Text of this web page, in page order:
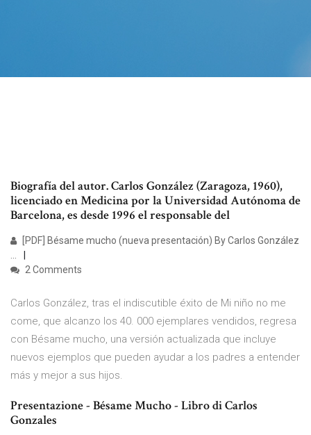
Biografía del autor. Carlos González (Zaragoza, 1960),
licenciado en Medicina por la Universidad Autónoma de
Barcelona, es desde 1996 el responsable del
[PDF] Bésame mucho (nueva presentación) By Carlos González
...
2 Comments
Carlos González, tras el indiscutible éxito de Mi niño no me
come, que alcanzo los 40. 000 ejemplares vendidos, regresa
con Bésame mucho, una versión actualizada que incluye
nuevos ejemplos que pueden ayudar a los padres a entender
más y mejor a sus hijos.
Presentazione - Bésame Mucho - Libro di Carlos
Gonzales